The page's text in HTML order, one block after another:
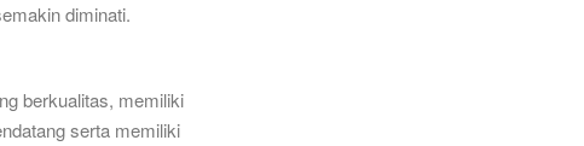
diminati.
berkualitas, memiliki
serta memiliki